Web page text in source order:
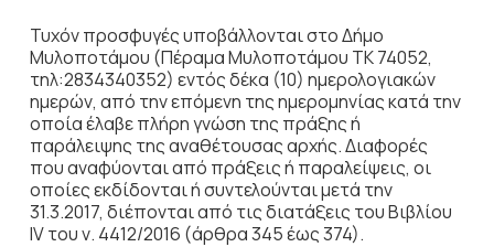
Τυχόν προσφυγές υποβάλλονται στο Δήμο
Μυλοποτάμου (Πέραμα Μυλοποτάμου ΤΚ 74052,
τηλ:2834340352) εντός δέκα (10) ημερολογιακών
ημερών, από την επόμενη της ημερομηνίας κατά την
οποία έλαβε πλήρη γνώση της πράξης ή
παράλειψης της αναθέτουσας αρχής. Διαφορές
που αναφύονται από πράξεις ή παραλείψεις, οι
οποίες εκδίδονται ή συντελούνται μετά την
31.3.2017, διέπονται από τις διατάξεις του Βιβλίου
IV του ν. 4412/2016 (άρθρα 345 έως 374).